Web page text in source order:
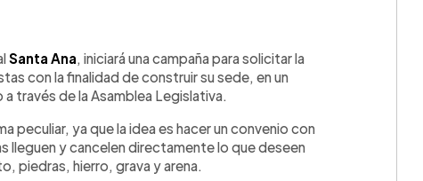
Santa Ana, iniciará una campaña para solicitar la
con la finalidad de construir su sede, en un
través de la Asamblea Legislativa.
peculiar, ya que la idea es hacer un convenio con
lleguen y cancelen directamente lo que deseen
piedras, hierro, grava y arena.